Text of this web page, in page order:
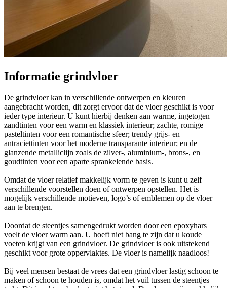
Informatie grindvloer
De grindvloer kan in verschillende ontwerpen en kleuren
aangebracht worden, dit zorgt ervoor dat de vloer geschikt is voor
ieder type interieur. U kunt hierbij denken aan warme, ingetogen
zandtinten voor een warm en klassiek interieur; zachte, romige
pasteltinten voor een romantische sfeer; trendy grijs- en
antraciettinten voor het moderne transparante interieur; en de
glanzende metalliclijn zoals de zilver-, aluminium-, brons-, en
goudtinten voor een aparte sprankelende basis.
Omdat de vloer relatief makkelijk vorm te geven is kunt u zelf
verschillende voorstellen doen of ontwerpen opstellen. Het is
mogelijk verschillende motieven, logo’s of emblemen op de vloer
aan te brengen.
Doordat de steentjes samengedrukt worden door een epoxyhars
voelt de vloer warm aan. U hoeft niet bang te zijn dat u koude
voeten krijgt van een grindvloer. De grindvloer is ook uitstekend
geschikt voor grote oppervlaktes. De vloer is namelijk naadloos!
Bij veel mensen bestaat de vrees dat een grindvloer lastig schoon te
maken of schoon te houden is, omdat het vuil tussen de steentjes